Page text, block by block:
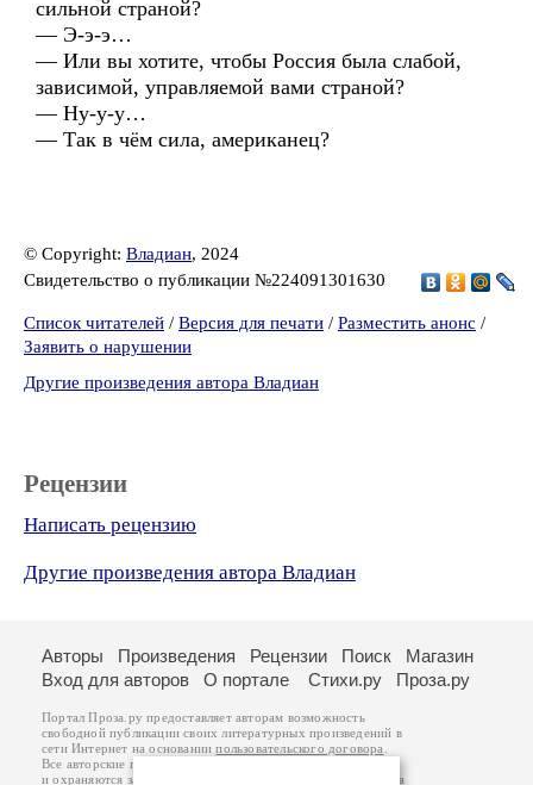
сильной страной?
— Э-э-э…
— Или вы хотите, чтобы Россия была слабой,
зависимой, управляемой вами страной?
— Ну-у-у…
— Так в чём сила, американец?
© Copyright: Владиан, 2024
Свидетельство о публикации №224091301630
Список читателей / Версия для печати / Разместить анонс /
Заявить о нарушении
Другие произведения автора Владиан
Рецензии
Написать рецензию
Другие произведения автора Владиан
Авторы Произведения Рецензии Поиск
Магазин
Вход для авторов
О портале Стихи.ру Проза.ру
Портал Проза.ру предоставляет авторам возможность
свободной публикации своих литературных произведений в
сети Интернет на основаниипользовательского договора
Все авторские права на произведения принадлежат авторам
и охраняются законом . Перепечатка произведений возможна